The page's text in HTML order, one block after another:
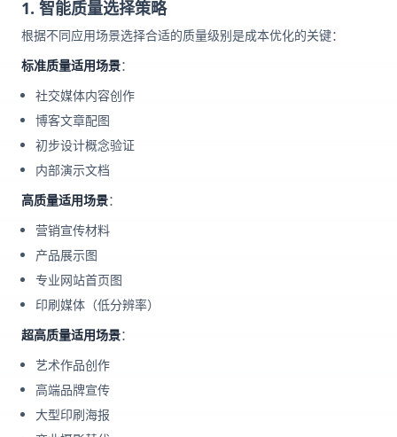
1. 智能质量选择策略
根据不同应用场景选择合适的质量级别是成本优化的关键：
标准质量适用场景：
社交媒体内容创作
博客文章配图
初步设计概念验证
内部演示文档
高质量适用场景：
营销宣传材料
产品展示图
专业网站首页图
印刷媒体（低分辨率）
超高质量适用场景：
艺术作品创作
高端品牌宣传
大型印刷海报